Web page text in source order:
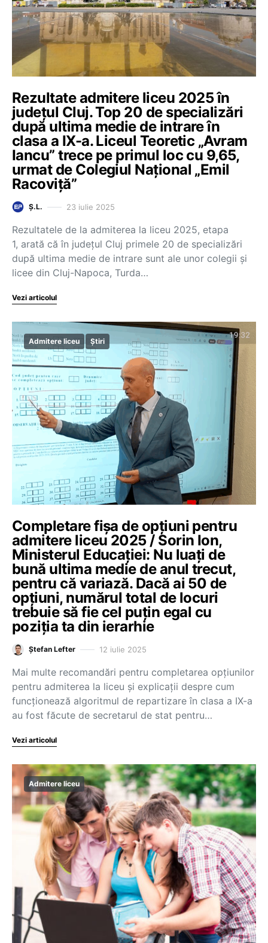
Rezultate admitere liceu 2025 în
județul Cluj. Top 20 de specializări
după ultima medie de intrare în
clasa a IX-a. Liceul Teoretic „Avram
Iancu” trece pe primul loc cu 9,65,
urmat de Colegiul Național „Emil
Racoviță”
Ș.L. 23 iulie 2025
Rezultatele de la admiterea la liceu 2025, etapa
1, arată că în județul Cluj primele 20 de specializări
după ultima medie de intrare sunt ale unor colegii și
licee din Cluj-Napoca, Turda…
Vezi articolul
Admitere liceu Știri
Completare fișa de opțiuni pentru
admitere liceu 2025 / Sorin Ion,
Ministerul Educației: Nu luați de
bună ultima medie de anul trecut,
pentru că variază. Dacă ai 50 de
opțiuni, numărul total de locuri
trebuie să fie cel puțin egal cu
poziția ta din ierarhie
Ștefan Lefter 12 iulie 2025
Mai multe recomandări pentru completarea opțiunilor
pentru admiterea la liceu și explicații despre cum
funcționează algoritmul de repartizare în clasa a IX-a
au fost făcute de secretarul de stat pentru…
Vezi articolul
Admitere liceu